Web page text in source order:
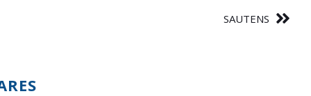
SAUTENS